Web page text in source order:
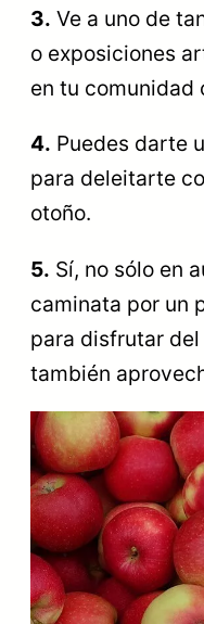
3. Ve a uno de
o exposiciones
en tu comunidad
4. Puedes darte
para deleitarte
otoño.
5. Sí, no sólo en
caminata por un
para disfrutar
también